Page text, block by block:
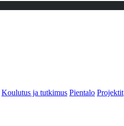
Koulutus ja tutkimus Pientalo Projektit